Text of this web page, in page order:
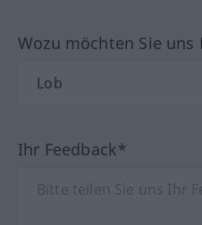
Wozu möchten Sie uns
Ihr Feedback*